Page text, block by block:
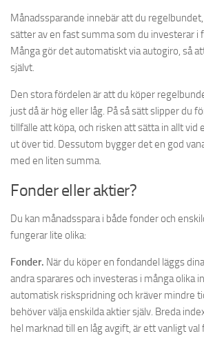
Månadssparande innebär att du
sätter av en fast summa som du investerar i
Många gör det automatiskt via autogiro, så
självt.
Den stora fördelen är att du köper
just då är hög eller låg. På så sätt slipper du
tillfälle att köpa, och risken att sätta in allt vid
ut över tid. Dessutom bygger det en god
med en liten summa.
Fonder eller aktier?
Du kan månadsspara i både fonder och
fungerar lite olika:
Fonder. När du köper en fondandel läggs
andra sparares och investeras i många olika
automatisk riskspridning och kräver mindre
behöver välja enskilda aktier själv. Breda
hel marknad till en låg avgift, är ett vanligt